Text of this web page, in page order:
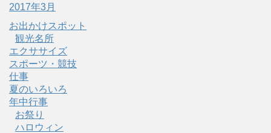
2017年3月
お出かけスポット
観光名所
エクササイズ
スポーツ・競技
仕事
夏のいろいろ
年中行事
お祭り
ハロウィン